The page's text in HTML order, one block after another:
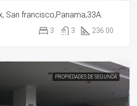
San francisco,Panama,33A.
3 3 236.00
PROPIEDADES DE SEGUNDA